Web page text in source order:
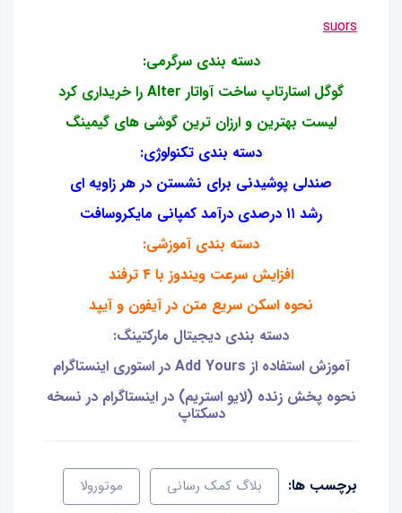
suors
دسته بندی سرگرمی:
گوگل استارتاپ ساخت آواتار Alter را خریداری کرد
لیست بهترین و ارزان ترین گوشی های گیمینگ
دسته بندی تکنولوژی:
صندلی پوشیدنی برای نشستن در هر زاویه ای
رشد ۱۱ درصدی درآمد کمپانی مایکروسافت
دسته بندی آموزشی:
افزایش سرعت ویندوز با ۴ ترفند
نحوه اسکن سریع متن در آیفون و آیپد
دسته بندی دیجیتال مارکتینگ:
آموزش استفاده از Add Yours در استوری اینستاگرام
نحوه پخش زنده (لایو استریم) در اینستاگرام در نسخه
دسکتاپ
برچسب ها: بلاگ کمک رسانی موتورولا